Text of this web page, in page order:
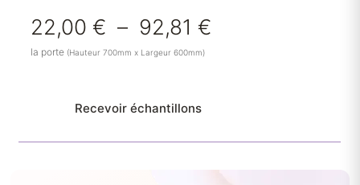
22,00 € – 92,81 €
la porte (Hauteur 700mm x Largeur 600mm)
Recevoir échantillons